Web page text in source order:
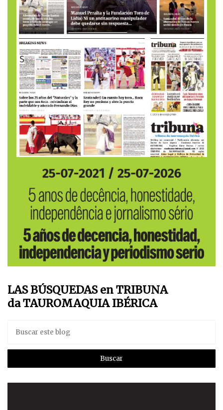
LAS BÚSQUEDAS en TRIBUNA
da TAUROMAQUIA IBÉRICA